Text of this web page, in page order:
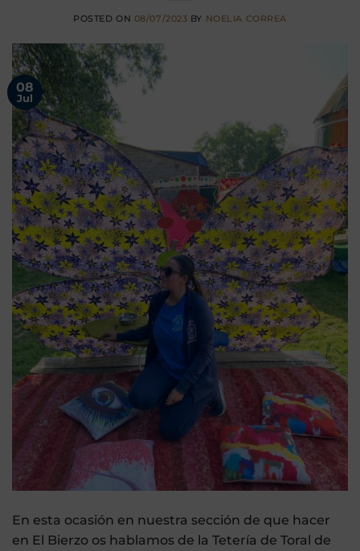
POSTED ON 08/07/2023 BY NOELIA CORREA
08
Jul
En esta ocasión en nuestra sección de que hacer
en El Bierzo os hablamos de la Tetería de Toral de